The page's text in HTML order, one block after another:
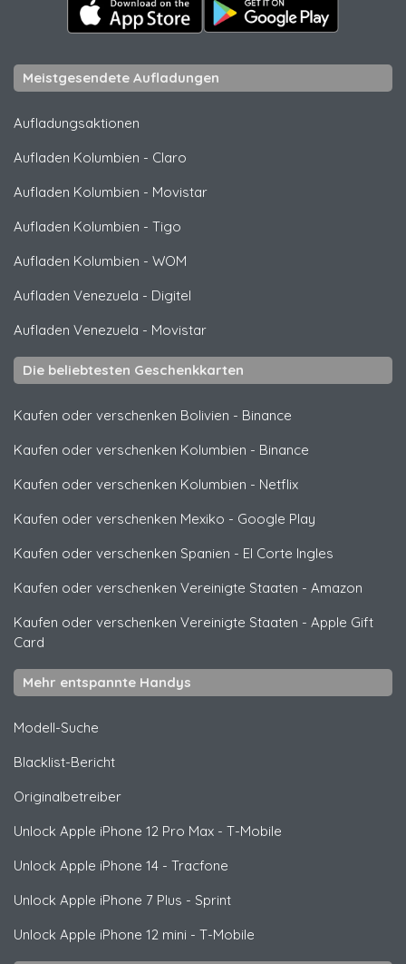
Meistgesendete Aufladungen
Aufladungsaktionen
Aufladen Kolumbien - Claro
Aufladen Kolumbien - Movistar
Aufladen Kolumbien - Tigo
Aufladen Kolumbien - WOM
Aufladen Venezuela - Digitel
Aufladen Venezuela - Movistar
Die beliebtesten Geschenkkarten
Kaufen oder verschenken Bolivien - Binance
Kaufen oder verschenken Kolumbien - Binance
Kaufen oder verschenken Kolumbien - Netflix
Kaufen oder verschenken Mexiko - Google Play
Kaufen oder verschenken Spanien - El Corte Ingles
Kaufen oder verschenken Vereinigte Staaten - Amazon
Kaufen oder verschenken Vereinigte Staaten - Apple Gift
Card
Mehr entspannte Handys
Modell-Suche
Blacklist-Bericht
Originalbetreiber
Unlock Apple iPhone 12 Pro Max - T-Mobile
Unlock Apple iPhone 14 - Tracfone
Unlock Apple iPhone 7 Plus - Sprint
Unlock Apple iPhone 12 mini - T-Mobile